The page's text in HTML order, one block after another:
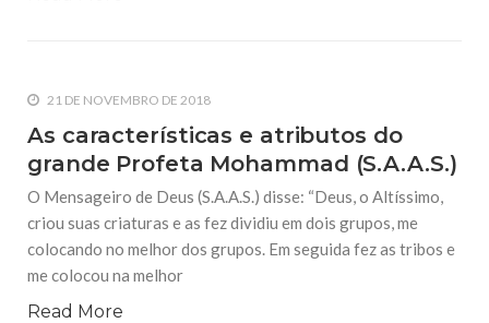
21 DE NOVEMBRO DE 2018
As características e atributos do
grande Profeta Mohammad (S.A.A.S.)
O Mensageiro de Deus (S.A.A.S.) disse: “Deus, o Altíssimo,
criou suas criaturas e as fez dividiu em dois grupos, me
colocando no melhor dos grupos. Em seguida fez as tribos e
me colocou na melhor
Read More